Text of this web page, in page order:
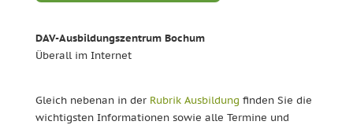
DAV-Ausbildungszentrum Bochum
Überall im Internet
Gleich nebenan in der Rubrik Ausbildung finden Sie die
wichtigsten Informationen sowie alle Termine und